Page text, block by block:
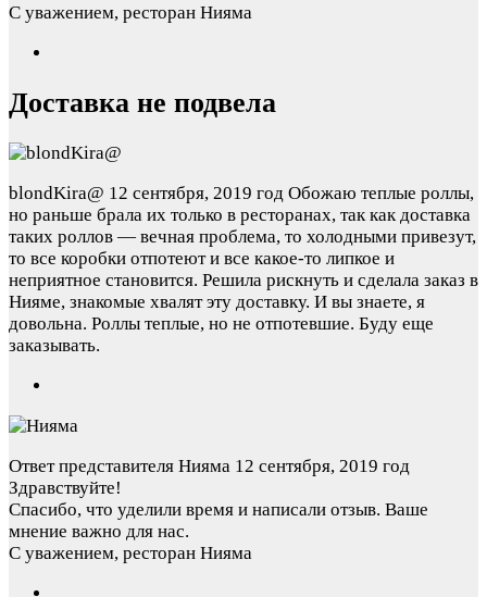
С уважением, ресторан Нияма
Доставка не подвела
blondKira@ 12 сентября, 2019 год Обожаю теплые роллы,
но раньше брала их только в ресторанах, так как доставка
таких роллов — вечная проблема, то холодными привезут,
то все коробки отпотеют и все какое-то липкое и
неприятное становится. Решила рискнуть и сделала заказ в
Нияме, знакомые хвалят эту доставку. И вы знаете, я
довольна. Роллы теплые, но не отпотевшие. Буду еще
заказывать.
Ответ представителя Нияма 12 сентября, 2019 год
Здравствуйте!
Спасибо, что уделили время и написали отзыв. Ваше
мнение важно для нас.
С уважением, ресторан Нияма